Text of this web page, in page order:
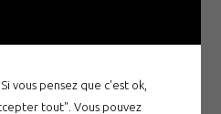
vous pensez que c'est ok,
tout". Vous pouvez